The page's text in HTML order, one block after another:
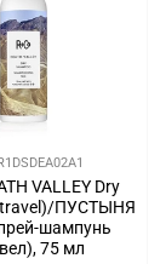
R1DSDEA02A1
VALLEY Dry
ПУСТЫНЯ
шампунь
75 мл